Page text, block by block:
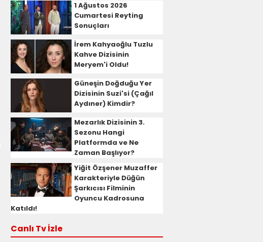
1 Ağustos 2026
Cumartesi Reyting
Sonuçları
İrem Kahyaoğlu Tuzlu
Kahve Dizisinin
Meryem'i Oldu!
Güneşin Doğduğu Yer
Dizisinin Suzi'si (Çağıl
Aydıner) Kimdir?
Mezarlık Dizisinin 3.
Sezonu Hangi
Platformda ve Ne
Zaman Başlıyor?
Yiğit Özşener Muzaffer
Karakteriyle Düğün
Şarkıcısı Filminin
Oyuncu Kadrosuna
Katıldı!
Canlı Tv İzle